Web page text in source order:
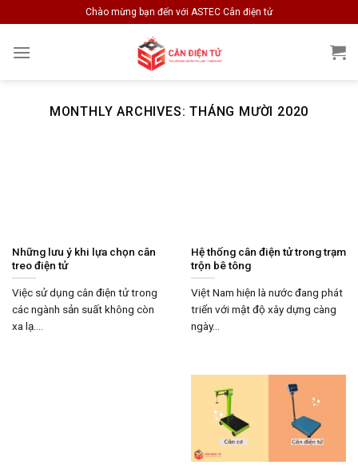
to
content
Chào mừng bạn đến với ASTEC Cân điện tử
MONTHLY ARCHIVES:THÁNG MƯỜI 2020
Những lưu ý khi lựa chọn cân
treo điện tử
Việc sử dụng cân điện tử trong
các ngành sản suất không còn
xa lạ....
Hệ thống cân điện tử trong trạm
trộn bê tông
Việt Nam hiện là nước đang phát
triển với mật độ xây dựng càng
ngày...